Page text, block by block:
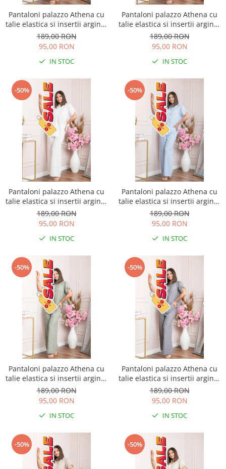
Pantaloni palazzo Athena cu
talie elastica si insertii argintii
- Roz pudrat
189,00 RON
95,00 RON
IN STOC
Pantaloni palazzo Athena cu
talie elastica si insertii argintii
- Lila
189,00 RON
95,00 RON
IN STOC
-50%
Pantaloni palazzo Athena cu
talie elastica si insertii argintii
- Alb
189,00 RON
95,00 RON
IN STOC
-50%
Pantaloni palazzo Athena cu
talie elastica si insertii argintii
- Bleu
189,00 RON
95,00 RON
IN STOC
-50%
Pantaloni palazzo Athena cu
talie elastica si insertii argintii
- Kaki
189,00 RON
95,00 RON
IN STOC
-50%
Pantaloni palazzo Athena cu
talie elastica si insertii argintii
- Gri
189,00 RON
95,00 RON
IN STOC
-50% -50%